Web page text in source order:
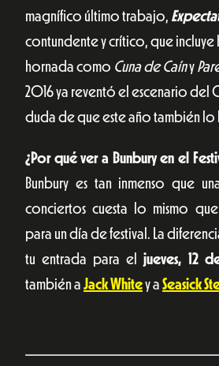
magnífico último trabajo,
contundente y crítico, que incluye
hornada como Cuna de Caíny
2016 ya reventó el escenario del
duda de que este año también lo
¿Por qué ver a Bunbury en el
Bunbury es tan inmenso que
conciertos cuesta lo mismo
para un día de festival. La
tu entrada para eljueves, 12
también a Jack Whitey a Seasick